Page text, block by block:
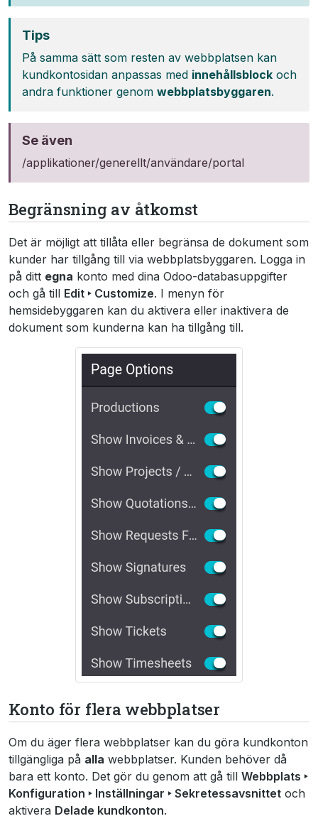
Tips
På samma sätt som resten av webbplatsen kan
kundkontosidan anpassas med innehållsblock och
andra funktioner genom webbplatsbyggaren.
Se även
/applikationer/generellt/användare/portal
Begränsning av åtkomst
Det är möjligt att tillåta eller begränsa de dokument som
kunder har tillgång till via webbplatsbyggaren. Logga in
på ditt egna konto med dina Odoo-databasuppgifter
och gå till Edit ‣ Customize. I menyn för
hemsidebyggaren kan du aktivera eller inaktivera de
dokument som kunderna kan ha tillgång till.
Konto för flera webbplatser
Om du äger flera webbplatser kan du göra kundkonton
tillgängliga på alla webbplatser. Kunden behöver då
bara ett konto. Det gör du genom att gå till Webbplats ‣
Konfiguration ‣ Inställningar ‣ Sekretessavsnittet och
aktivera Delade kundkonton.